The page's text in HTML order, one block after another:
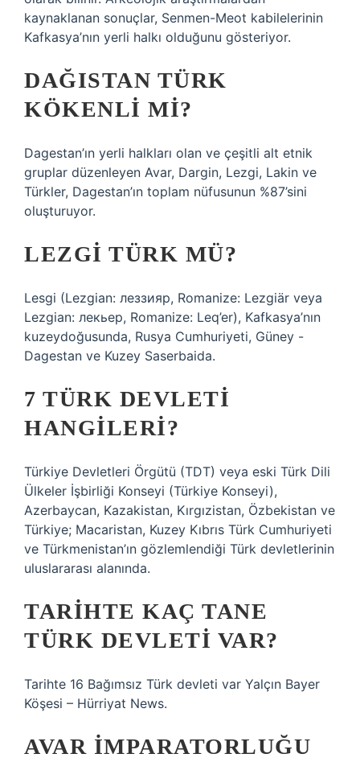
kaynaklanan sonuçlar, Senmen-Meot kabilelerinin
Kafkasya’nın yerli halkı olduğunu gösteriyor.
DAĞISTAN TÜRK
KÖKENLI MI?
Dagestan’ın yerli halkları olan ve çeşitli alt etnik
gruplar düzenleyen Avar, Dargin, Lezgi, Lakin ve
Türkler, Dagestan’ın toplam nüfusunun %87’sini
oluşturuyor.
LEZGI TÜRK MÜ?
Lesgi (Lezgian: леззияр, Romanize: Lezgiär veya
Lezgian: лекьер, Romanize: Leq’er), Kafkasya’nın
kuzeydoğusunda, Rusya Cumhuriyeti, Güney -
Dagestan ve Kuzey Saserbaida.
7 TÜRK DEVLETI
HANGILERI?
Türkiye Devletleri Örgütü (TDT) veya eski Türk Dili
Ülkeler İşbirliği Konseyi (Türkiye Konseyi),
Azerbaycan, Kazakistan, Kırgızistan, Özbekistan ve
Türkiye; Macaristan, Kuzey Kıbrıs Türk Cumhuriyeti
ve Türkmenistan’ın gözlemlendiği Türk devletlerinin
uluslararası alanında.
TARIHTE KAÇ TANE
TÜRK DEVLETI VAR?
Tarihte 16 Bağımsız Türk devleti var Yalçın Bayer
Köşesi – Hürriyat News.
AVAR İMPARATORLUĞU